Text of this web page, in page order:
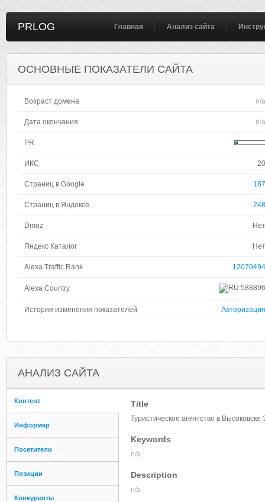
PRLOG Главная Анализ сайта
ОСНОВНЫЕ ПОКАЗАТЕЛИ САЙТА
Возраст домена n/a
Дата окончания n/a
PR
ИКС 20
Страниц в Google 187
Страниц в Яндексе 248
Dmoz Нет
Яндекс Каталог Нет
Alexa Traffic Rank 12070494
Alexa Country 588896
История изменения показателей Авторизация
АНАЛИЗ САЙТА
Контент
Информер
Посетители
Позиции
Конкуренты
Title
Туристическое агентство в
Keywords
n/a
Description
n/a